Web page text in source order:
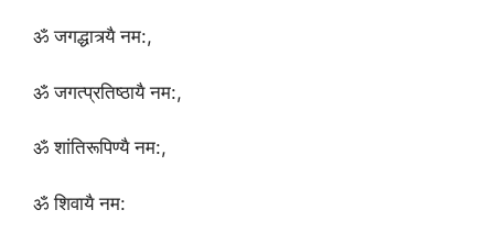
ॐ जगद्धात्र्यै नम:,
ॐ जगत्प्रतिष्ठायै नम:,
ॐ शांतिरूपिण्यै नम:,
ॐ शिवायै नम: